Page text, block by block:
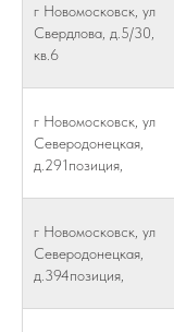
г Новомосковск, ул
Свердлова, д.5/30,
кв.6
г Новомосковск, ул
Северодонецкая,
д.291позиция,
г Новомосковск, ул
Северодонецкая,
д.394позиция,